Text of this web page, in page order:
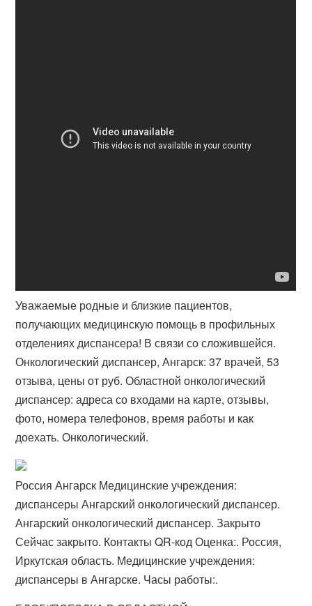
Уважаемые родные и близкие пациентов,
получающих медицинскую помощь в профильных
отделениях диспансера! В связи со сложившейся.
Онкологический диспансер, Ангарск: 37 врачей, 53
отзыва, цены от руб. Областной онкологический
диспансер: адреса со входами на карте, отзывы,
фото, номера телефонов, время работы и как
доехать. Онкологический.
Россия Ангарск Медицинские учреждения:
диспансеры Ангарский онкологический диспансер.
Ангарский онкологический диспансер. Закрыто
Сейчас закрыто. Контакты QR-код Оценка:. Россия,
Иркутская область. Медицинские учреждения:
диспансеры в Ангарске. Часы работы:.